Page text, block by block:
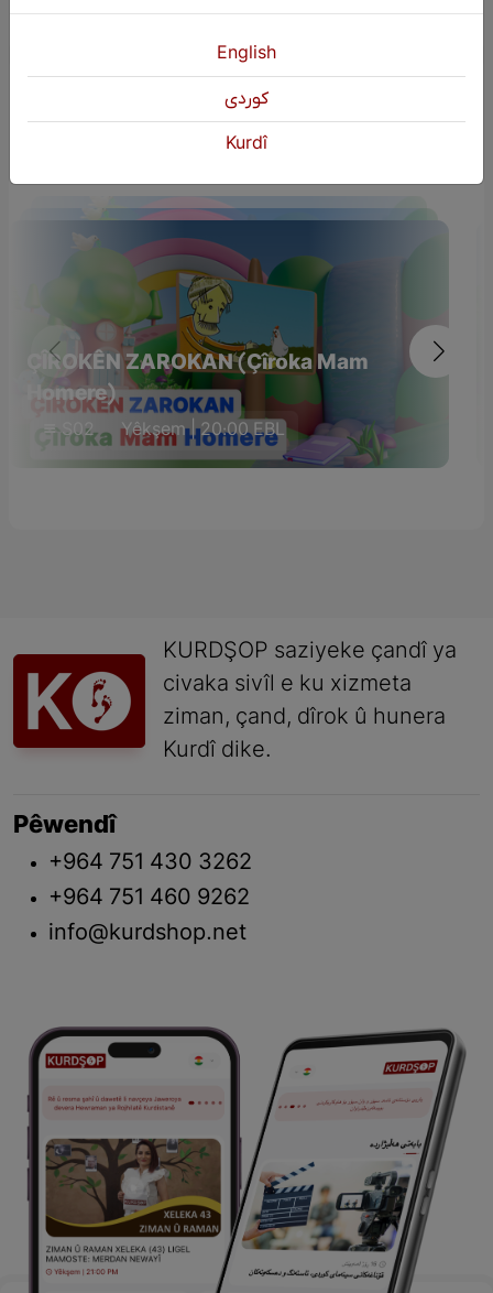
Dûmahîk Bername
ÇÎROKÊN ZAROKAN (Çîroka Mam
Homere)
S02 Yêkşem | 20:00 EBL
KURDŞOP saziyeke çandî ya
civaka sivîl e ku xizmeta
ziman, çand, dîrok û hunera
Kurdî dike.
Pêwendî
+964 751 430 3262
+964 751 460 9262
info@kurdshop.net
English
كوردی
Kurdî